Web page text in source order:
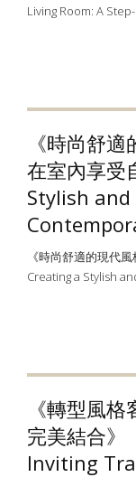
Living Room: A
《時尚舒
在室內享
Stylish
《時尚舒適的現代
Creating a Stylish
《轉型風
完美結合
Inviting